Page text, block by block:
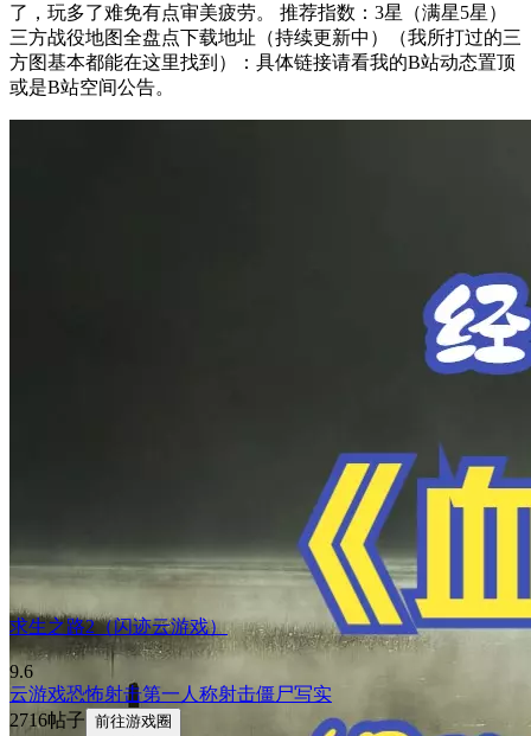
了，玩多了难免有点审美疲劳。 推荐指数：3星（满星5星）
三方战役地图全盘点下载地址（持续更新中）（我所打过的三
方图基本都能在这里找到）：具体链接请看我的B站动态置顶
或是B站空间公告。
求生之路2（闪迹云游戏）
9.6
云游戏恐怖射击第一人称射击僵尸写实
2716帖子 前往游戏圈